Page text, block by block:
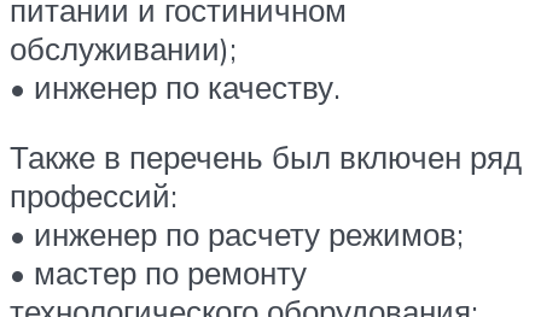
питании и гостиничном
обслуживании);
• инженер по качеству.
Также в перечень был включен ряд
профессий:
• инженер по расчету режимов;
• мастер по ремонту